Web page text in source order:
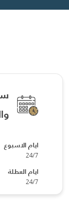
ايام الاسبوع
24/7
ايام العطلة
24/7